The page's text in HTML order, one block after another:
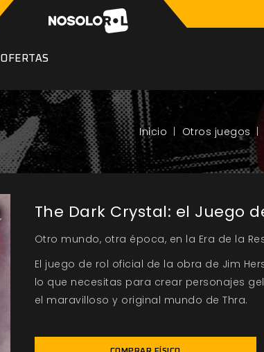
OFERTAS
Otros juegos
The Dark Crystal: el Juego
Otro mundo, otra época, en la Era de la
El juego de rol oficial de la obra de Jim
lo que necesitas para crear personajes
el maravilloso y original mundo de Thra.